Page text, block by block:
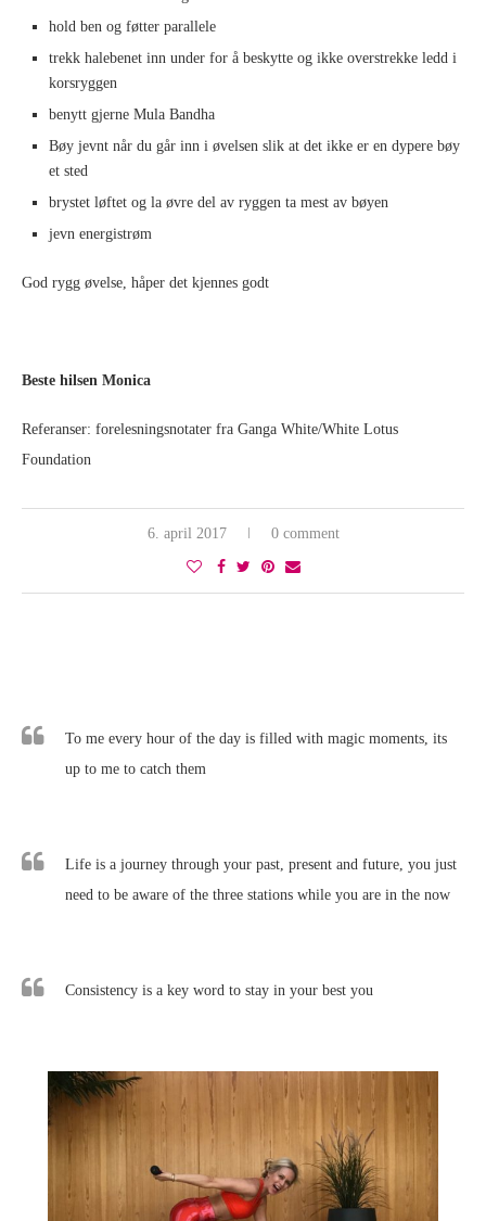
hold ben og føtter parallele
trekk halebenet inn under for å beskytte og ikke overstrekke ledd i
korsryggen
benytt gjerne Mula Bandha
Bøy jevnt når du går inn i øvelsen slik at det ikke er en dypere bøy
et sted
brystet løftet og la øvre del av ryggen ta mest av bøyen
jevn energistrøm
God rygg øvelse, håper det kjennes godt
Beste hilsen Monica
Referanser: forelesningsnotater fra Ganga White/White Lotus
Foundation
6. april 2017 0 comment
To me every hour of the day is filled with magic moments, its
up to me to catch them
Life is a journey through your past, present and future, you just
need to be aware of the three stations while you are in the now
Consistency is a key word to stay in your best you